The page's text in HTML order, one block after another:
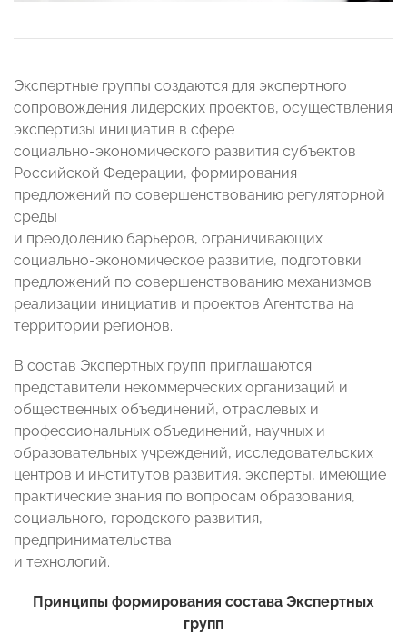
Экспертные группы создаются для экспертного
сопровождения лидерских проектов, осуществления
экспертизы инициатив в сфере
социально-экономического развития субъектов
Российской Федерации, формирования
предложений по совершенствованию регуляторной
среды
и преодолению барьеров, ограничивающих
социально-экономическое развитие, подготовки
предложений по совершенствованию механизмов
реализации инициатив и проектов Агентства на
территории регионов.
В состав Экспертных групп приглашаются
представители некоммерческих организаций и
общественных объединений, отраслевых и
профессиональных объединений, научных и
образовательных учреждений, исследовательских
центров и институтов развития, эксперты, имеющие
практические знания по вопросам образования,
социального, городского развития,
предпринимательства
и технологий.
Принципы формирования состава Экспертных
групп